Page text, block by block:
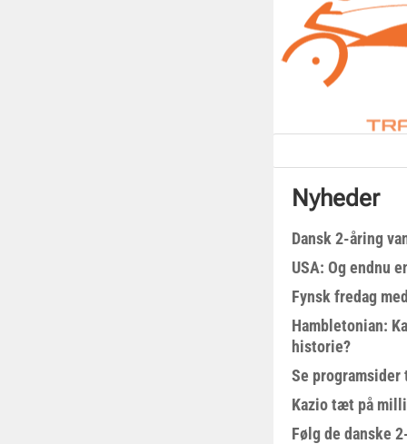
Nyheder
Dansk 2-åring
USA: Og endnu
Fynsk fredag
Hambletonian:
historie?
Se
Kazio tæt på
Følg de danske